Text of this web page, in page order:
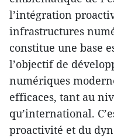
l’intégration
infrastructures
constitue une base
l’objectif de
numériques
efficaces, tant au
qu’international.
proactivité et du